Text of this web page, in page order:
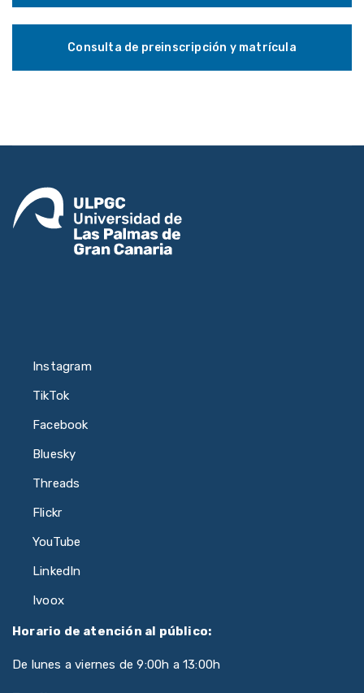
Consulta de preinscripción y matrícula
Instagram
TikTok
Facebook
Bluesky
Threads
Flickr
YouTube
LinkedIn
Ivoox
Horario de atención al público:
De lunes a viernes de 9:00h a 13:00h